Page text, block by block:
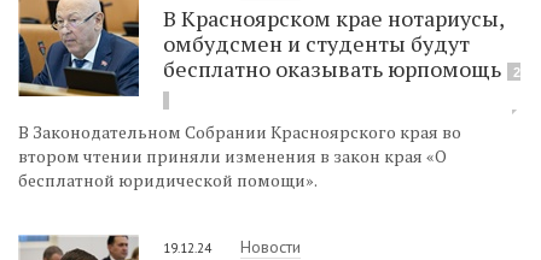
В Красноярском крае нотариусы,
омбудсмен и студенты будут
бесплатно оказывать юрпомощь
2
В Законодательном Собрании Красноярского края во
втором чтении приняли изменения в закон края «О
бесплатной юридической помощи».
19.12.24 Новости